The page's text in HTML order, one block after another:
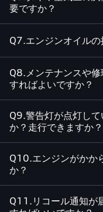
要ですか？
Q7.エンジンオイル
Q8.メンテナンスや
すればよいですか？
Q9.警告灯が点灯し
か？走行できますか？
Q10.エンジンがかか
か？
Q11.リコール通知が